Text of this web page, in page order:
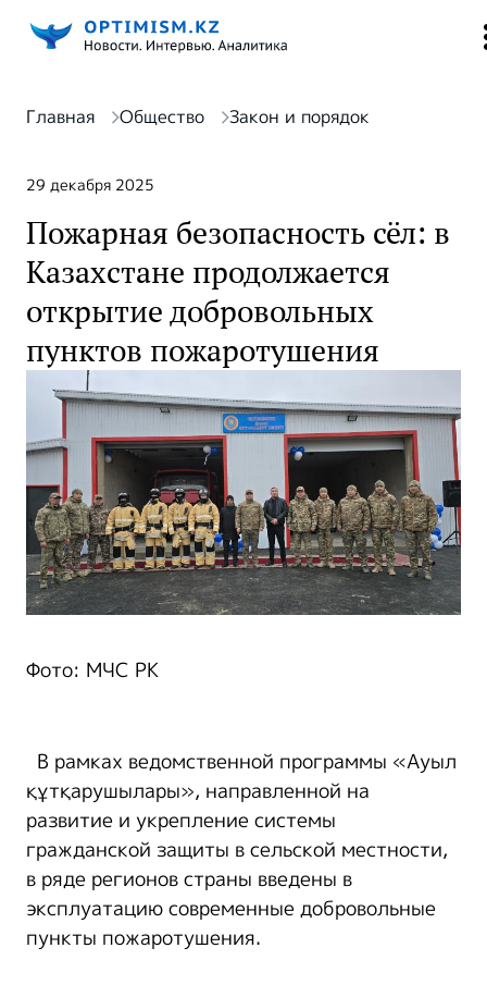
Главная Общество Закон и порядок
29 декабря 2025
Пожарная безопасность сёл: в
Казахстане продолжается
открытие добровольных
пунктов пожаротушения
Фото: МЧС РК
В рамках ведомственной программы «Ауыл
құтқарушылары», направленной на
развитие и укрепление системы
гражданской защиты в сельской местности,
в ряде регионов страны введены в
эксплуатацию современные добровольные
пункты пожаротушения.